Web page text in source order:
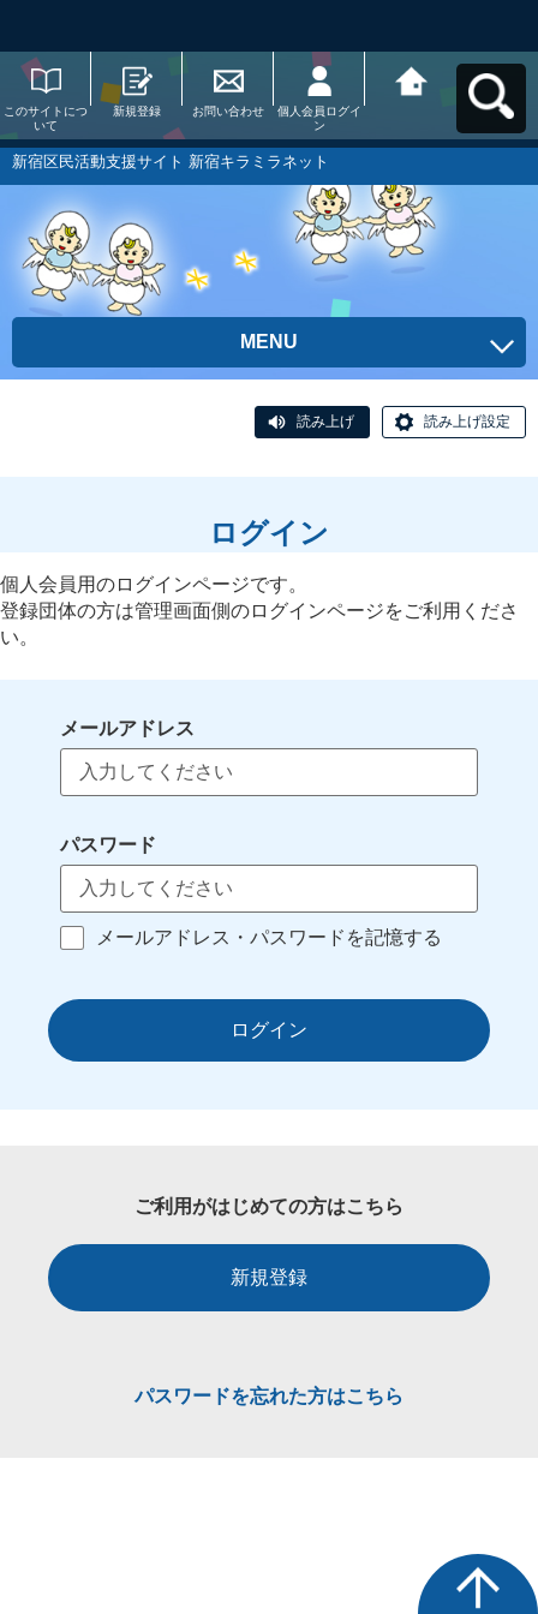
このサイトにつ
いて
新規登録 お問い合わせ
個人会員ログイ
ン
ラミラネットへ
新宿区民活動支援サイト 新宿キラミラネット
MENU
読み上げ 読み上げ設定
ログイン
個人会員用のログインページです。
登録団体の方は管理画面側のログインページをご利用くださ
い。
メールアドレス
パスワード
メールアドレス・パスワードを記憶する
ログイン
ご利用がはじめての方はこちら
新規登録
パスワードを忘れた方はこちら